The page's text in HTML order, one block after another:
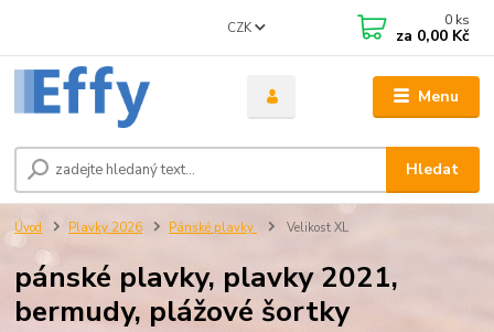
Menu
CZK
Hledat
0 ks
za 0,00 Kč
Úvod Plavky 2026 Pánské plavky Velikost XL
pánské plavky, plavky 2021,
bermudy, plážové šortky